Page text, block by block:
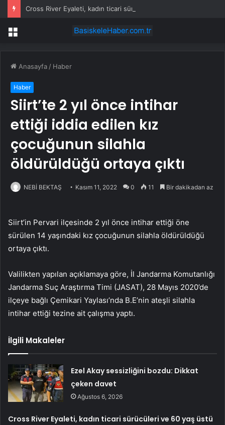
Menü
Anasayfa / Haber
Haber
Siirt’te 2 yıl önce intihar
ettiği iddia edilen kız
çocuğunun silahla
öldürüldüğü ortaya çıktı
NEBİ BEKTAŞ Kasım 11, 2022 0 11 Bir dakikadan az
Siirt’in Pervari ilçesinde 2 yıl önce intihar ettiği öne
sürülen 14 yaşındaki kız çocuğunun silahla öldürüldüğü
ortaya çıktı.
Valilikten yapılan açıklamaya göre, İl Jandarma Komutanlığı
Jandarma Suç Araştırma Timi (JASAT), 28 Mayıs 2020’de
ilçeye bağlı Çemikari Yaylası’nda B.E’nin ateşli silahla
intihar ettiği tezine ait çalışma yaptı.
İlgili Makaleler
Ezel Akay sessizliğini bozdu: Dikkat
çeken davet
Ağustos 6, 2026
Cross River Eyaleti, kadın ticari sürücüleri ve 60 yaş üstü